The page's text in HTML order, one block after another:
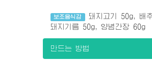
보조음식감
돼지고기 50g, 배
돼지기름 50g, 양념간장 60g
만드는 방법